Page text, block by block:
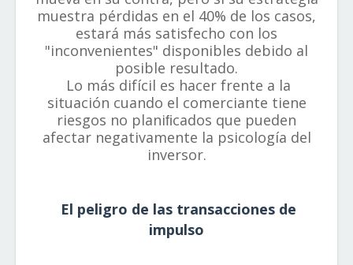
muestra pérdidas en el 40% de los casos,
estará más satisfecho con los
"inconvenientes" disponibles debido al
posible resultado.
Lo más difícil es hacer frente a la
situación cuando el comerciante tiene
riesgos no planiﬁcados que pueden
afectar negativamente la psicología del
inversor.
El peligro de las transacciones de
impulso